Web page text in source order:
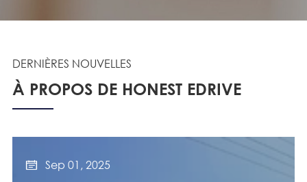
DERNIÈRES NOUVELLES
À PROPOS DE HONEST EDRIVE
 Sep 01, 2025